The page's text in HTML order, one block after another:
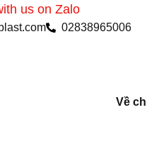
us on Zalo
02838965006
Về